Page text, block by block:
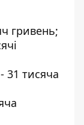
гривень;
- 31 тисяча